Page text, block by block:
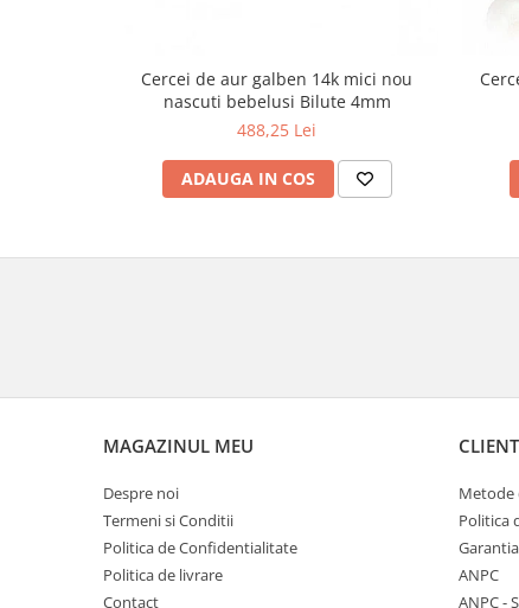
Cercei de aur galben 14k mici nou
nascuti bebelusi Bilute 4mm
488,25 Lei
ADAUGA IN COS
MAGAZINUL MEU
Despre noi
Termeni si Conditii
Politica de Confidentialitate
Politica de livrare
Contact
Metode
Politica
ANPC
ANPC -